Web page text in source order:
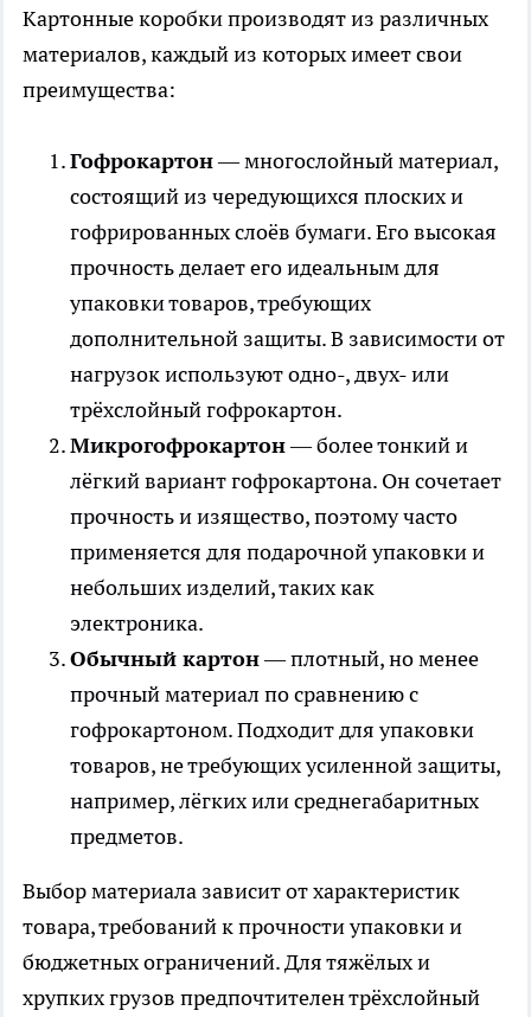
Картонные коробки производят из различных
материалов, каждый из которых имеет свои
преимущества:
Гофрокартон— многослойный материал,
состоящий из чередующихся плоских и
гофрированных слоёв бумаги. Его высокая
прочность делает его идеальным для
упаковки товаров, требующих
дополнительной защиты. В зависимости от
нагрузок используют одно-, двух- или
трёхслойный гофрокартон.
Микрогофрокартон— более тонкий и
лёгкий вариант гофрокартона. Он сочетает
прочность и изящество, поэтому часто
применяется для подарочной упаковки и
небольших изделий, таких как
электроника.
Обычный картон— плотный, но менее
прочный материал по сравнению с
гофрокартоном. Подходит для упаковки
товаров, не требующих усиленной защиты,
например, лёгких или среднегабаритных
предметов.
Выбор материала зависит от характеристик
товара, требований к прочности упаковки и
бюджетных ограничений. Для тяжёлых и
хрупких грузов предпочтителен трёхслойный